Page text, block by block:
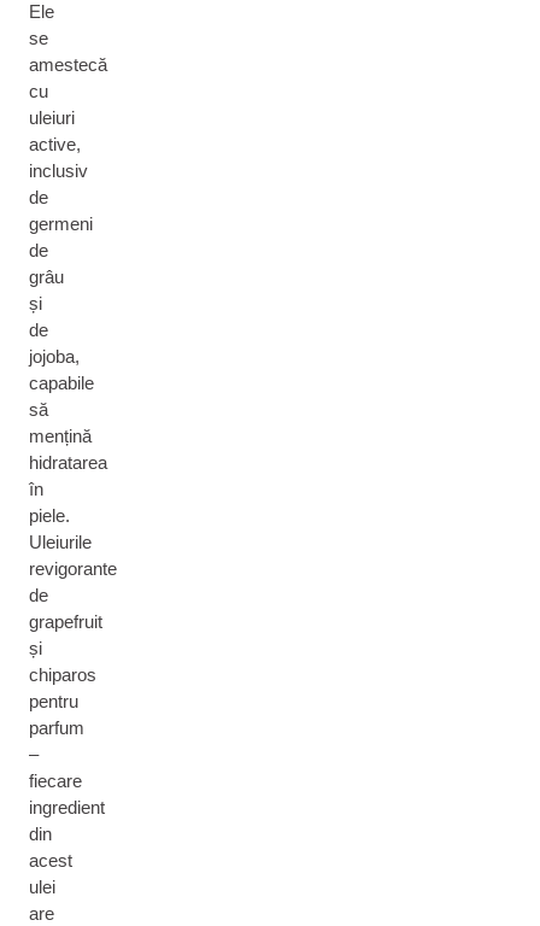
Ele
se
amestecă
cu
uleiuri
active,
inclusiv
de
germeni
de
grâu
și
de
jojoba,
capabile
să
mențină
hidratarea
în
piele.
Uleiurile
revigorante
de
grapefruit
și
chiparos
pentru
parfum
–
fiecare
ingredient
din
acest
ulei
are